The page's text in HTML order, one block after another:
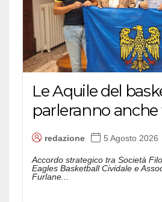
Le Aquile del
parleranno
redazione 5 Agosto 2026
Accordo strategico tra Società
Eagles Basketball Cividale e
Furlane...